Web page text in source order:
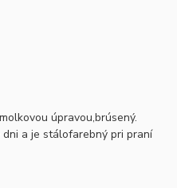
úpravou,brúsený.
a je stálofarebný pri praní